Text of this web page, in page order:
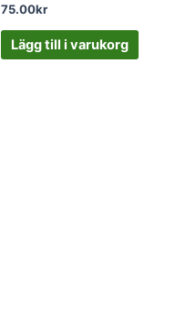
75.00kr
Lägg till i varukorg